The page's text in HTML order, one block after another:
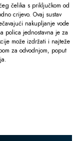
čelika s priključkom od
crijevo. Ovaj sustav
nakupljanje vode
polica jednostavna je za
može izdržati i najteže
za odvodnjom, poput